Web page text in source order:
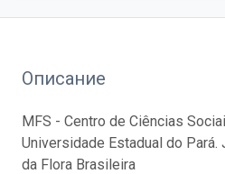
Описание
MFS - Centro de Ciências
Universidade Estadual do
da Flora Brasileira